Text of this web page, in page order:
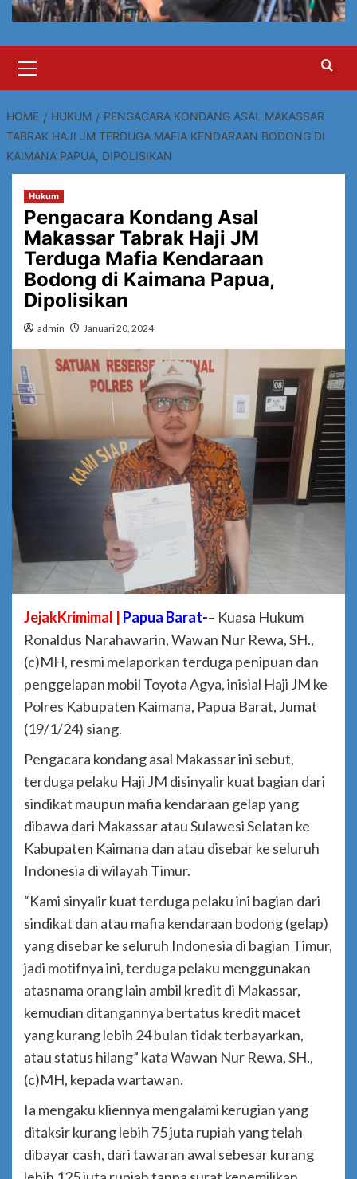
Menu
HOME HUKUM
PENGACARA KONDANG ASAL MAKASSAR
TABRAK HAJI JM TERDUGA MAFIA KENDARAAN BODONG DI
KAIMANA PAPUA, DIPOLISIKAN
Hukum
Pengacara Kondang Asal
Makassar Tabrak Haji JM
Terduga Mafia Kendaraan
Bodong di Kaimana Papua,
Dipolisikan
admin Januari 20, 2024
JejakKrimimal | Papua Barat-– Kuasa Hukum
Ronaldus Narahawarin, Wawan Nur Rewa, SH.,
(c)MH, resmi melaporkan terduga penipuan dan
penggelapan mobil Toyota Agya, inisial Haji JM ke
Polres Kabupaten Kaimana, Papua Barat, Jumat
(19/1/24) siang.
Pengacara kondang asal Makassar ini sebut,
terduga pelaku Haji JM disinyalir kuat bagian dari
sindikat maupun mafia kendaraan gelap yang
dibawa dari Makassar atau Sulawesi Selatan ke
Kabupaten Kaimana dan atau disebar ke seluruh
Indonesia di wilayah Timur.
“Kami sinyalir kuat terduga pelaku ini bagian dari
sindikat dan atau mafia kendaraan bodong (gelap)
yang disebar ke seluruh Indonesia di bagian Timur,
jadi motifnya ini, terduga pelaku menggunakan
atasnama orang lain ambil kredit di Makassar,
kemudian ditangannya bertatus kredit macet
yang kurang lebih 24 bulan tidak terbayarkan,
atau status hilang” kata Wawan Nur Rewa, SH.,
(c)MH, kepada wartawan.
Ia mengaku kliennya mengalami kerugian yang
ditaksir kurang lebih 75 juta rupiah yang telah
dibayar cash, dari tawaran awal sebesar kurang